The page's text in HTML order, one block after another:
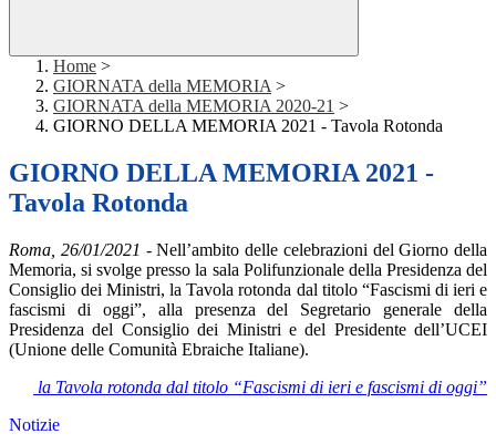
Home >
GIORNATA della MEMORIA >
GIORNATA della MEMORIA 2020-21 >
GIORNO DELLA MEMORIA 2021 - Tavola Rotonda
GIORNO DELLA MEMORIA 2021 -
Tavola Rotonda
Roma, 26/01/2021 - Nell’ambito delle celebrazioni del Giorno della
Memoria, si svolge presso la sala Polifunzionale della Presidenza del
Consiglio dei Ministri, la Tavola rotonda dal titolo “Fascismi di ieri e
fascismi di oggi”, alla presenza del Segretario generale della
Presidenza del Consiglio dei Ministri e del Presidente dell’UCEI
(Unione delle Comunità Ebraiche Italiane).
la Tavola rotonda dal titolo “Fascismi di ieri e fascismi di oggi”
Notizie